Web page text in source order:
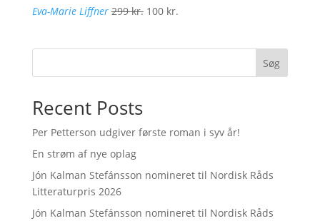
Eva-Marie Liffner 299kr. Den
299 kr..
100 kr.Den
100 kr..
Søg
Recent Posts
Per Petterson udgiver første roman i syv år!
En strøm af nye oplag
Jón Kalman Stefánsson nomineret til Nordisk Råds
Litteraturpris 2026
Jón Kalman Stefánsson nomineret til Nordisk Råds